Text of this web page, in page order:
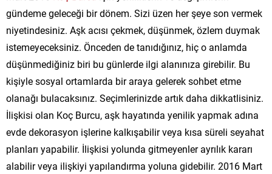
gündeme geleceği bir dönem. Sizi üzen her şeye son vermek
niyetindesiniz. Aşk acısı çekmek, düşünmek, özlem duymak
istemeyeceksiniz. Önceden de tanıdığınız, hiç o anlamda
düşünmediğiniz biri bu günlerde ilgi alanınıza girebilir. Bu
kişiyle sosyal ortamlarda bir araya gelerek sohbet etme
olanağı bulacaksınız. Seçimlerinizde artık daha dikkatlisiniz.
İlişkisi olan Koç Burcu, aşk hayatında yenilik yapmak adına
evde dekorasyon işlerine kalkışabilir veya kısa süreli seyahat
planları yapabilir. İlişkisi yolunda gitmeyenler ayrılık kararı
alabilir veya ilişkiyi yapılandırma yoluna gidebilir. 2016 Mart